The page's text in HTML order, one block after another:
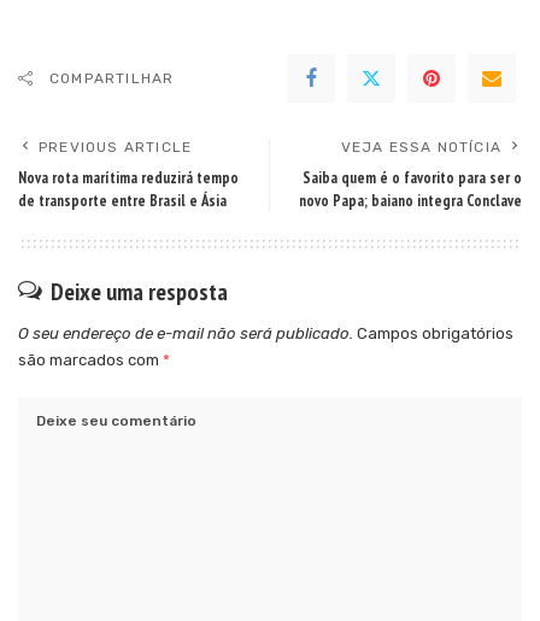
COMPARTILHAR
PREVIOUS ARTICLE
Nova rota marítima reduzirá tempo
de transporte entre Brasil e Ásia
VEJA ESSA NOTÍCIA
Saiba quem é o favorito para ser o
novo Papa; baiano integra Conclave
Deixe uma resposta
O seu endereço de e-mail não será publicado. Campos obrigatórios
são marcados com *